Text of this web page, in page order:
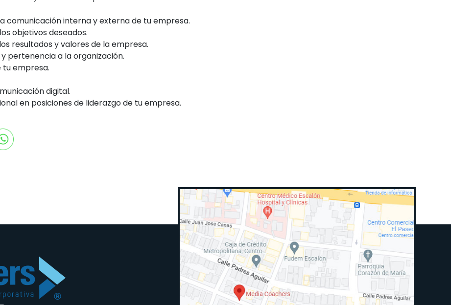
comunicación interna y externa de tu empresa.
objetivos deseados.
resultados y valores de la empresa.
pertenencia a la organización.
empresa.
digital.
en posiciones de liderazgo de tu empresa.